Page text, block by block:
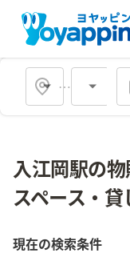
会
入江岡駅の
スペース・
現在の検索条件